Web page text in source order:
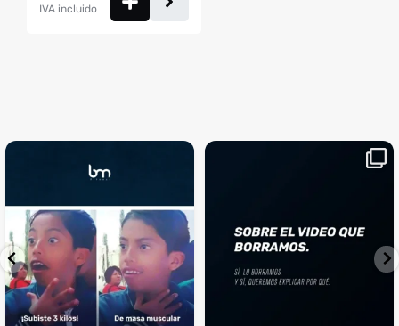
IVA incluido
...
4 2